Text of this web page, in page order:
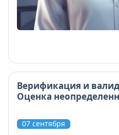
Верификация и
Оценка
07 сентября